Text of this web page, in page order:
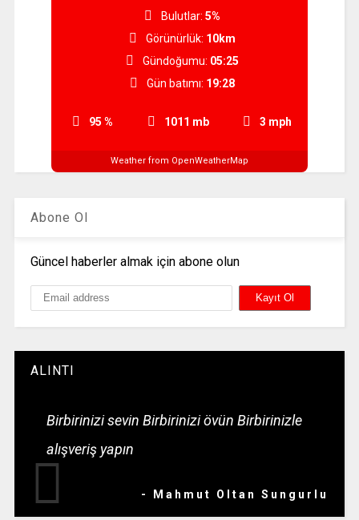
95 % 1011 mb 3 mph
Bulutlar: 5%
Görünürlük: 10km
Gündoğumu: 05:25
Gün batımı: 19:28
Weather from OpenWeatherMap
Abone Ol
Güncel haberler almak için abone olun
ALINTI
Birbirinizi sevin Birbirinizi övün Birbirinizle
alışveriş yapın
- Mahmut Oltan Sungurlu